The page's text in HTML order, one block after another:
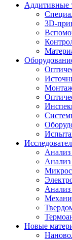
Аддитивные
3D-
Анализ
Анализ
Анализ
Новые